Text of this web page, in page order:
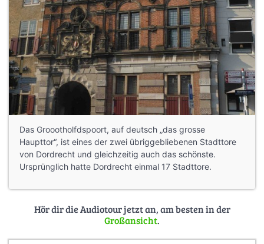
Das Groootholfdspoort, auf deutsch „das grosse
Haupttor“, ist eines der zwei übriggebliebenen Stadttore
von Dordrecht und gleichzeitig auch das schönste.
Ursprünglich hatte Dordrecht einmal 17 Stadttore.
Hör dir die Audiotour jetzt an, am besten in der
Großansicht.